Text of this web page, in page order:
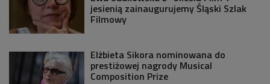
jesienią zainaugurujemy Śląski Szlak
Filmowy
Elżbieta Sikora nominowana do
prestiżowej nagrody Musical
Composition Prize